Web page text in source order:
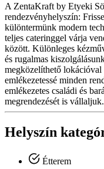
A ZentaKraft by Etyeki
rendezvényhelyszín:
különtermünk modern
teljes cateringgel várja
között. Különleges
és rugalmas
megközelíthető lokációval
emlékezetessé minden
emlékezetes családi és
megrendezését is vállaljuk.
Helyszín
Étterem